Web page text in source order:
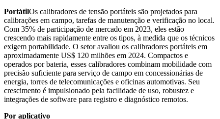
PortátilOs calibradores de tensão portáteis são projetados para
calibrações em campo, tarefas de manutenção e verificação no local.
Com 35% de participação de mercado em 2023, eles estão
crescendo mais rapidamente entre os tipos, à medida que os técnicos
exigem portabilidade. O setor avaliou os calibradores portáteis em
aproximadamente US$ 120 milhões em 2024. Compactos e
operados por bateria, esses calibradores combinam mobilidade com
precisão suficiente para serviço de campo em concessionárias de
energia, torres de telecomunicações e oficinas automotivas. Seu
crescimento é impulsionado pela facilidade de uso, robustez e
integrações de software para registro e diagnóstico remotos.
Por aplicativo